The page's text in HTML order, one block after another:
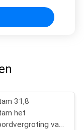
31,8
het
van